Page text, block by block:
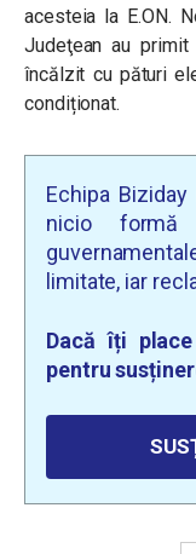
acesteia la E.ON.
Judeţean au
încălzit cu pături
condiționat.
Echipa
nicio
limitate, iar
Dacă îți
pentru